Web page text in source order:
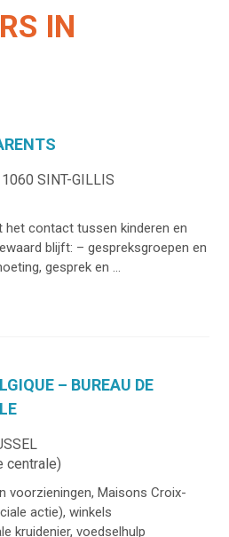
IN
SINT-GILLIS
het contact tussen kinderen en
blijft: – gespreksgroepen en
gesprek en ...
– BUREAU DE
centrale)
voorzieningen, Maisons Croix-
actie), winkels
kruidenier, voedselhulp